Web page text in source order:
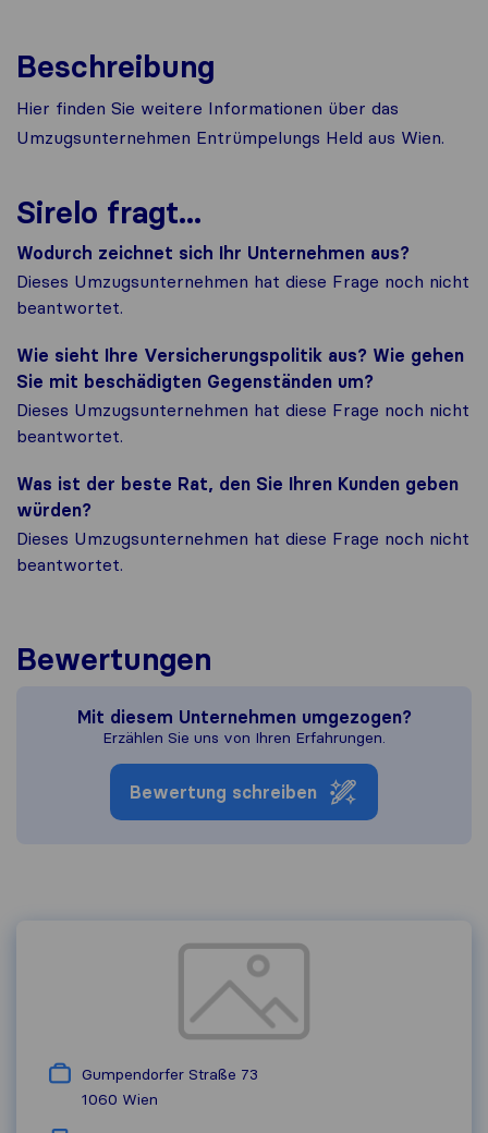
Beschreibung
Hier finden Sie weitere Informationen über das
Umzugsunternehmen Entrümpelungs Held aus Wien.
Sirelo fragt...
Wodurch zeichnet sich Ihr Unternehmen aus?
Dieses Umzugsunternehmen hat diese Frage noch nicht
beantwortet.
Wie sieht Ihre Versicherungspolitik aus? Wie gehen
Sie mit beschädigten Gegenständen um?
Dieses Umzugsunternehmen hat diese Frage noch nicht
beantwortet.
Was ist der beste Rat, den Sie Ihren Kunden geben
würden?
Dieses Umzugsunternehmen hat diese Frage noch nicht
beantwortet.
Bewertungen
Mit diesem Unternehmen umgezogen?
Erzählen Sie uns von Ihren Erfahrungen.
Bewertung schreiben
Gumpendorfer Straße 73
1060 Wien